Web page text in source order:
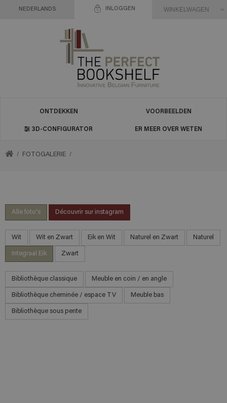
INLOGGEN
NEDERLANDS WINKELWAGEN
ONTDEKKEN VOORBEELDEN
3D-CONFIGURATOR ER MEER OVER WETEN
TERUG
HOME
FOTOGALERIE
Alle foto's Découvrir sur instagram
Wit Wit en Zwart Eik en Wit Naturel en Zwart Naturel
Integraal Eik Zwart
Bibliothèque classique Meuble en coin / en angle
Bibliothèque cheminée / espace TV Meuble bas
Bibliothèque sous pente